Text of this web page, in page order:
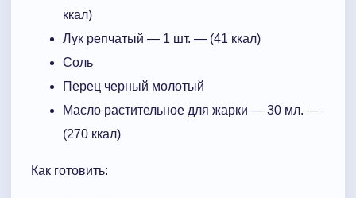
ккал)
Лук репчатый — 1 шт. — (41 ккал)
Соль
Перец черный молотый
Масло растительное для жарки — 30 мл. —
(270 ккал)
Как готовить: